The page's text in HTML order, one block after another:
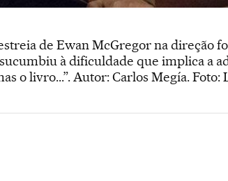
de Ewan McGregor na direção
à dificuldade que implica a
o livro...”. Autor: Carlos Megía. Foto: